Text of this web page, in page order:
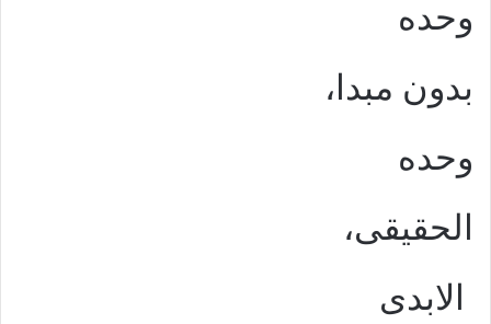
وحده
بدون مبدا،
وحده
الحقيقى،
الابدى